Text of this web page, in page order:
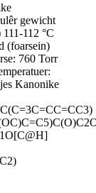
gewicht
112 °C
(foarsein)
760 Torr
Kanonike